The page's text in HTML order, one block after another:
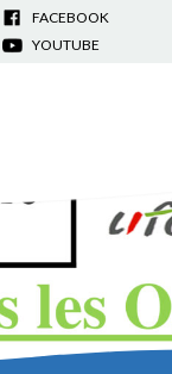
FACEBOOK
YOUTUBE